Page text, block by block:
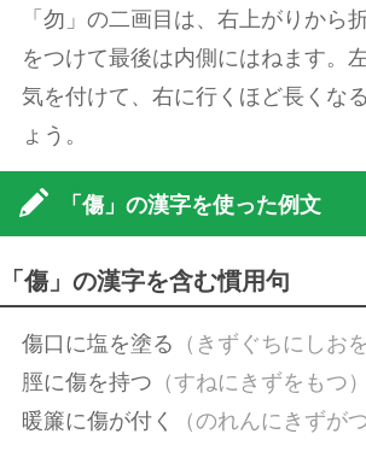
「勿」の二画目は、右上がりから
をつけて最後は内側にはねます。
気を付けて、右に行くほど長くな
ょう。
「傷」の漢字を使った例文
「傷」の漢字を含む慣用句
傷口に塩を塗る （きずぐちにしお
脛に傷を持つ （すねにきずをもつ）
暖簾に傷が付く
（のれんにきずが